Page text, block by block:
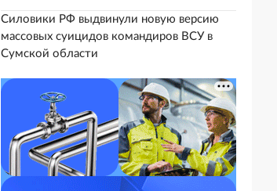
Силовики РФ выдвинули новую версию
массовых суицидов командиров ВСУ в
Сумской области